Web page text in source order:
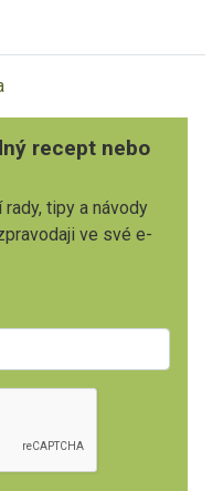
recept nebo
tipy a návody
ve své e-